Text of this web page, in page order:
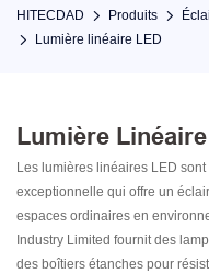
HITECDAD Produits
Lumière linéaire LED
Lumière
Les lumières linéaires LED
exceptionnelle qui offre un
espaces ordinaires en
Industry Limited fournit des
des boîtiers étanches pour